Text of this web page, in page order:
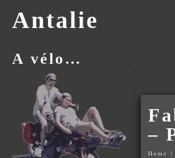
Antalie
A vélo…
–
Home